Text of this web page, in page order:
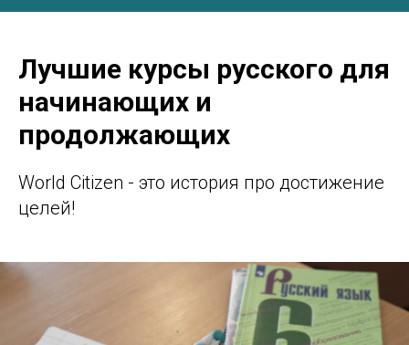
Лучшие курсы русского для
начинающих и
продолжающих
World Citizen - это история про достижение
целей!